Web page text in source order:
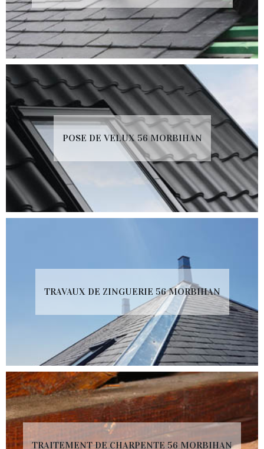
POSE DE VELUX 56 MORBIHAN
TRAVAUX DE ZINGUERIE 56 MORBIHAN
TRAITEMENT DE CHARPENTE 56 MORBIHAN